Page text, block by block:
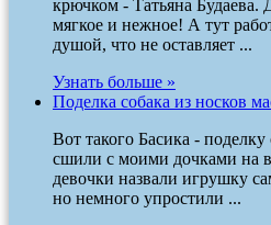
крючком - Татьяна Будаева.
мягкое и нежное! А тут
душой, что не оставляет ...
Узнать больше »
Поделка собака из носков
Вот такого Басика -
сшили с моими дочками на
девочки назвали игрушку
но немного упростили ...